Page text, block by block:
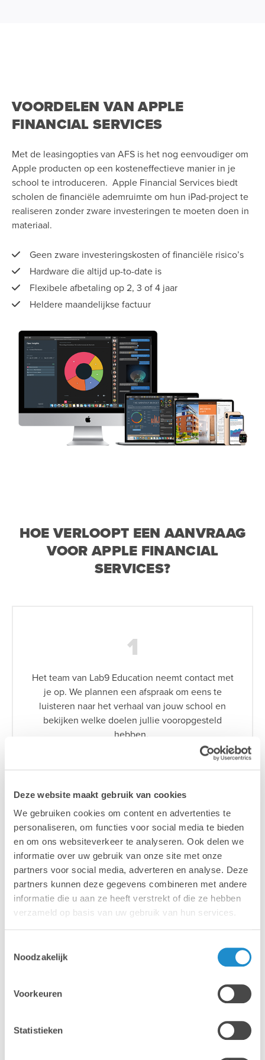
Deze website maakt gebruik van cookies
We gebruiken cookies om content en advertenties te
personaliseren, om functies voor social media te bieden
en om ons websiteverkeer te analyseren. Ook delen we
informatie over uw gebruik van onze site met onze
partners voor social media, adverteren en analyse. Deze
partners kunnen deze gegevens combineren met andere
informatie die u aan ze heeft verstrekt of die ze hebben
verzameld op basis van uw gebruik van hun services.
Noodzakelijk
Voorkeuren
Statistieken
VOORDELEN VAN APPLE
FINANCIAL SERVICES
Met de leasingopties van AFS is het nog eenvoudiger om
Apple producten op een kosteneffectieve manier in je
school te introduceren. Apple Financial Services biedt
scholen de financiële ademruimte om hun iPad-project te
realiseren zonder zware investeringen te moeten doen in
materiaal.
Geen zware investeringskosten of financiële risico’s
Hardware die altijd up-to-date is
Flexibele afbetaling op 2, 3 of 4 jaar
Heldere maandelijkse factuur
HOE VERLOOPT EEN AANVRAAG
VOOR APPLE FINANCIAL
SERVICES?
1
Het team van Lab9 Education neemt contact met
je op. We plannen een afspraak om eens te
luisteren naar het verhaal van jouw school en
bekijken welke doelen jullie vooropgesteld
hebben.
2
We bezorgen jou een financieringssimulatie
rekening houdend met de duur van het contract,
de hoeveelheid en het type toestellen, de extras
en services die jullie wensen etc.
Bekijk het voorstel en geef ons een seintje als er